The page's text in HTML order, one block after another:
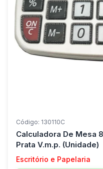
Código: 130110C
Calculadora De Mesa
Prata V.m.p. (Unidade)
Escritório e Papelaria